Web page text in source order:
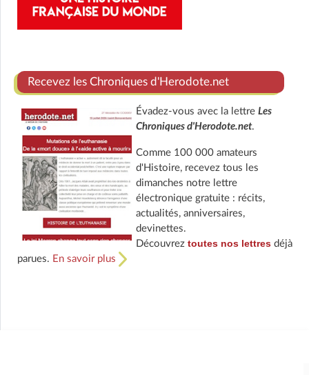
Recevez les Chroniques d'Herodote.net
Évadez-vous avec la lettre Les
Chroniques d'Herodote.net.
Comme 100 000 amateurs
d'Histoire, recevez tous les
dimanches notre lettre
électronique gratuite : récits,
actualités, anniversaires,
devinettes.
Découvrez toutes nos lettresdéjà
parues. En savoir plus